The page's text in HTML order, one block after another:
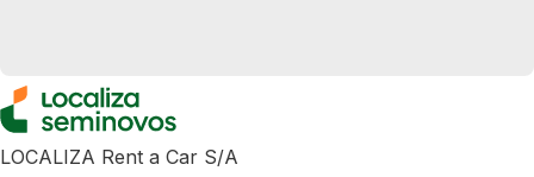
LOCALIZA Rent a Car S/A